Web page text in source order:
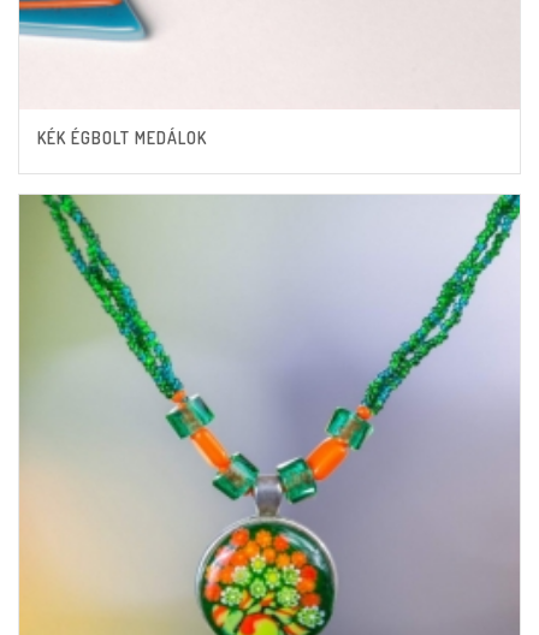
KÉK ÉGBOLT MEDÁLOK